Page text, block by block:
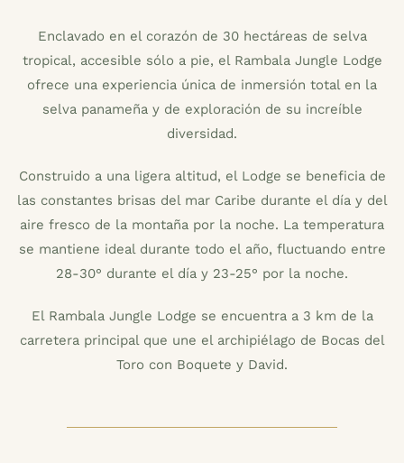
Enclavado en el corazón de 30 hectáreas de selva
tropical, accesible sólo a pie, el Rambala Jungle Lodge
ofrece una experiencia única de inmersión total en la
selva panameña y de exploración de su increíble
diversidad.
Construido a una ligera altitud, el Lodge se beneficia de
las constantes brisas del mar Caribe durante el día y del
aire fresco de la montaña por la noche. La temperatura
se mantiene ideal durante todo el año, fluctuando entre
28-30° durante el día y 23-25° por la noche.
El Rambala Jungle Lodge se encuentra a 3 km de la
carretera principal que une el archipiélago de Bocas del
Toro con Boquete y David.